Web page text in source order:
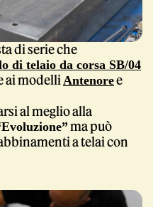
di serie che
di telaio da corsa SB/04
ai modelli Antenoree
al meglio alla
ma può
a telai con